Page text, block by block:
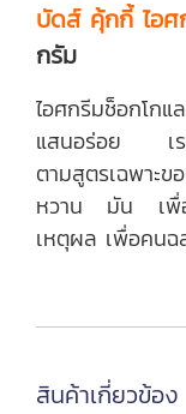
บัดส์ คุ้กกี้ ไอศ
กรัม
ไอศกรีมช็อกโ
แสนอร่อย เร
ตามสูตรเฉพาะ
หวาน มัน เพื่อ
เหตุผล เพื่อคน
สินค้าเกี่ยวข้อง